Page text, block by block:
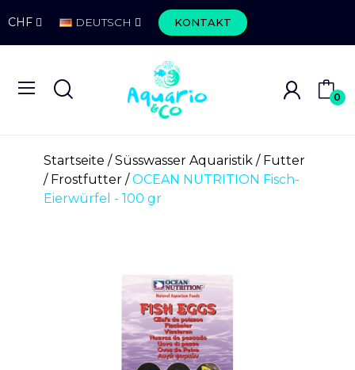
CHF DEUTSCH KONTAKT
0
Startseite Süsswasser Aquaristik
Futter
Frostfutter
OCEAN NUTRITION Fisch-
Eierwürfel - 100 gr